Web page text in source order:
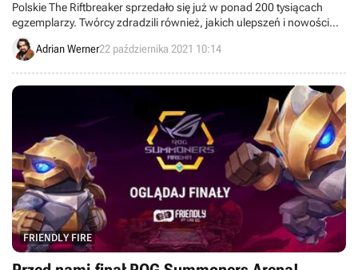
Polskie The Riftbreaker sprzedało się już w ponad 200 tysiącach
egzemplarzy. Twórcy zdradzili również, jakich ulepszeń i nowości
możemy się spodziewać w pierwszym roku rozwoju gry.
Adrian Werner22 października 2021 10:14
FRIENDLY FIRE